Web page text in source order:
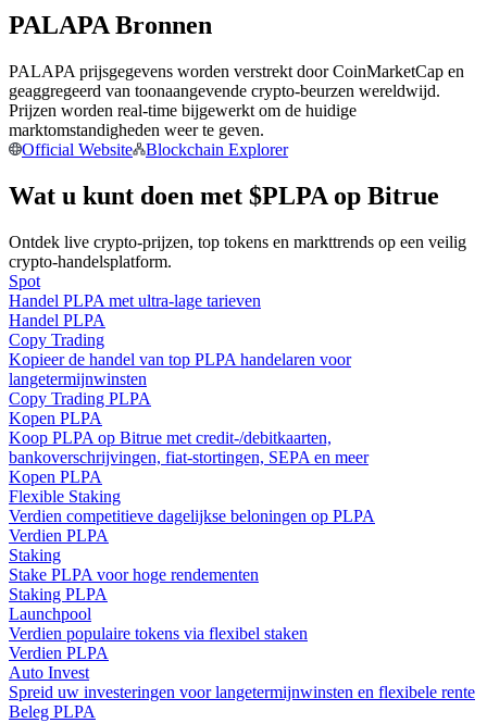
Word een Copy Trader
Geniet van winstdeling en copy trading commissies
Informatie
Big data-analyse inclusief handelsinformatie, enz.
Gids
Futures-startgids
PALAPA Bronnen
PALAPA prijsgegevens worden verstrekt door CoinMarketCap en
geaggregeerd van toonaangevende crypto-beurzen wereldwijd.
Prijzen worden real-time bijgewerkt om de huidige
marktomstandigheden weer te geven.
Official Website
Blockchain Explorer
Wat u kunt doen met $PLPA op Bitrue
Ontdek live crypto-prijzen, top tokens en markttrends op een veilig
crypto-handelsplatform.
Spot
Handel PLPA met ultra-lage tarieven
Handel PLPA
Copy Trading
Kopieer de handel van top PLPA handelaren voor
langetermijnwinsten
Copy Trading PLPA
Kopen PLPA
Koop PLPA op Bitrue met credit-/debitkaarten,
bankoverschrijvingen, fiat-stortingen, SEPA en meer
Kopen PLPA
Flexible Staking
Verdien competitieve dagelijkse beloningen op PLPA
Verdien PLPA
Staking
Stake PLPA voor hoge rendementen
Staking PLPA
Launchpool
Verdien populaire tokens via flexibel staken
Verdien PLPA
Auto Invest
Spreid uw investeringen voor langetermijnwinsten en flexibele rente
Beleg PLPA